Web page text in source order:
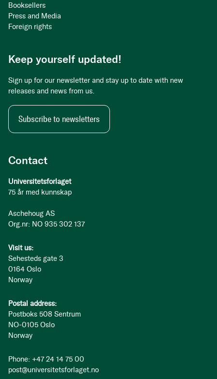
Contact
Universitetsforlaget
75 år med kunnskap
Aschehoug AS
Org.nr: NO 935 302 137
Visit us:
Sehesteds gate 3
0164 Oslo
Norway
Postal address:
Postboks 508 Sentrum
NO-0105 Oslo
Norway
Phone: +47 24 14 75 00
post@universitetsforlaget.no
Booksellers
Press and Media
Foreign rights
Keep yourself updated!
Sign up for our newsletter and stay up to date with new
releases and news from us.
Subscribe to newsletters